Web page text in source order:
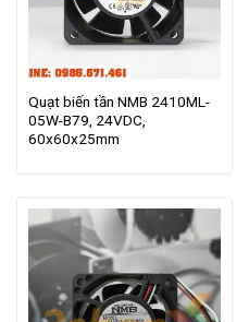
Quạt biến tần NMB 2410ML-
05W-B79, 24VDC,
60x60x25mm